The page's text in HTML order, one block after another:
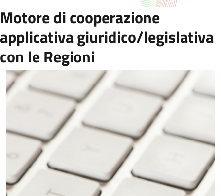
Motore di cooperazione
applicativa giuridico/legislativa
con le Regioni